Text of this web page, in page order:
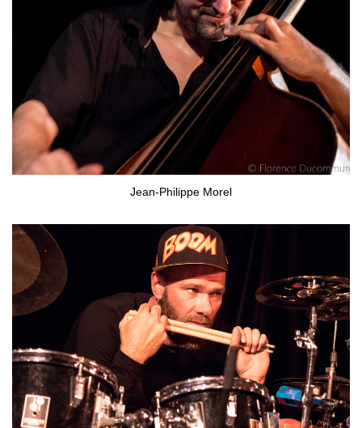
Jean-Philippe Morel